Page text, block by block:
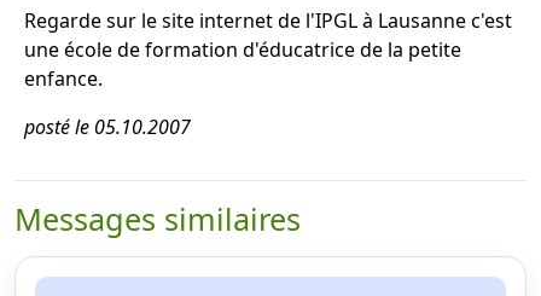
Regarde sur le site internet de l'IPGL à Lausanne c'est
une école de formation d'éducatrice de la petite
enfance.
posté le 05.10.2007
Messages similaires